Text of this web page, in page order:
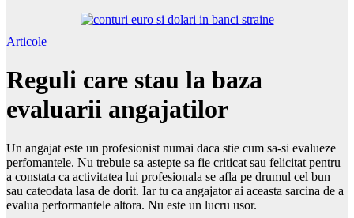
Articole
Reguli care stau la baza
evaluarii angajatilor
Un angajat este un profesionist numai daca stie cum sa-si evalueze
perfomantele. Nu trebuie sa astepte sa fie criticat sau felicitat pentru
a constata ca activitatea lui profesionala se afla pe drumul cel bun
sau cateodata lasa de dorit. Iar tu ca angajator ai aceasta sarcina de a
evalua performantele altora. Nu este un lucru usor.